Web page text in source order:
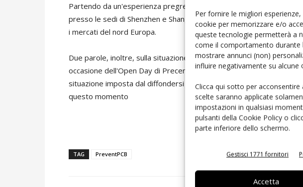
Per fornire le migliori
cookie per memorizzare e/o
queste tecnologie permetterà a
come il comportamento durante
mostrare annunci (non)
influire negativamente su alcune
Clicca qui sotto per
scelte saranno applicate
impostazioni in qualsiasi
pulsanti della Cookie Policy o
parte inferiore dello schermo.
Gestisci 1771 fornitori
Accetta
Partendo da un'esperienza pregressa sui mercati svizzero e
presso le sedi di Shenzhen e Shanghai e dell'interesse che
i mercati del nord Europa.
Due parole, inoltre, sulla situazione in corso. L'intervista è stata
occasione dell'Open Day di PrecentPCB, un momento in cui non
situazione imposta dal diffondersi del Covid-19 ci avrebbe portato
questo momento
TAG PreventPCB